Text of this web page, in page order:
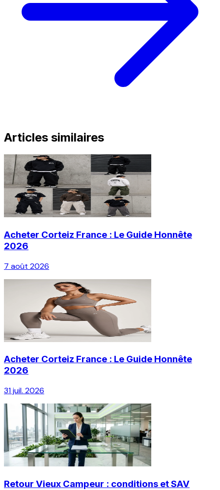
Articles similaires
Acheter Corteiz France : Le Guide Honnête
2026
7 août 2026
Acheter Corteiz France : Le Guide Honnête
2026
31 juil. 2026
Retour Vieux Campeur : conditions et SAV